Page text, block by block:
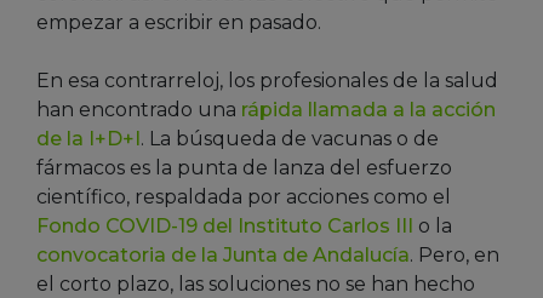
empezar a escribir en pasado.
En esa contrarreloj, los profesionales de la salud
han encontrado una rápida llamada a la acción
de la I+D+I . La búsqueda de vacunas o de
fármacos es la punta de lanza del esfuerzo
científico, respaldada por acciones como el
Fondo COVID-19 del Instituto Carlos III
o la
convocatoria de la Junta de Andalucía. Pero, en
el corto plazo, las soluciones no se han hecho